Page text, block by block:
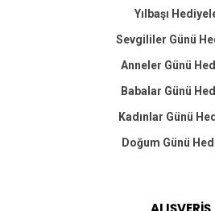
Yılbaşı
Sevgililer Günü
Anneler Günü
Babalar Günü
Kadınlar Günü
Doğum Günü